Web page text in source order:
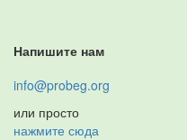
Напишите нам
info@probeg.org
или просто
нажмите сюда